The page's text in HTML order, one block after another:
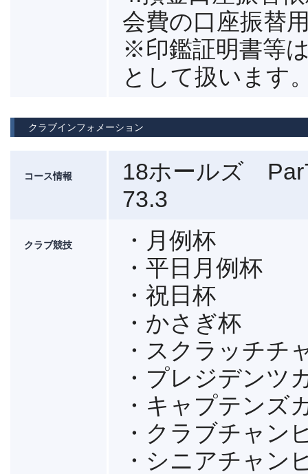
会費の口座振替
※印鑑証明書等
として扱います
クラブインフォメーション
コース情報
18ホールズ
73.3
クラブ競技
・月例杯
・平日月例杯
・祝日杯
・かさぎ杯
・スクラッチチ
・プレジデンツ
・キャプテンズ
・クラブチャン
・シニアチャン